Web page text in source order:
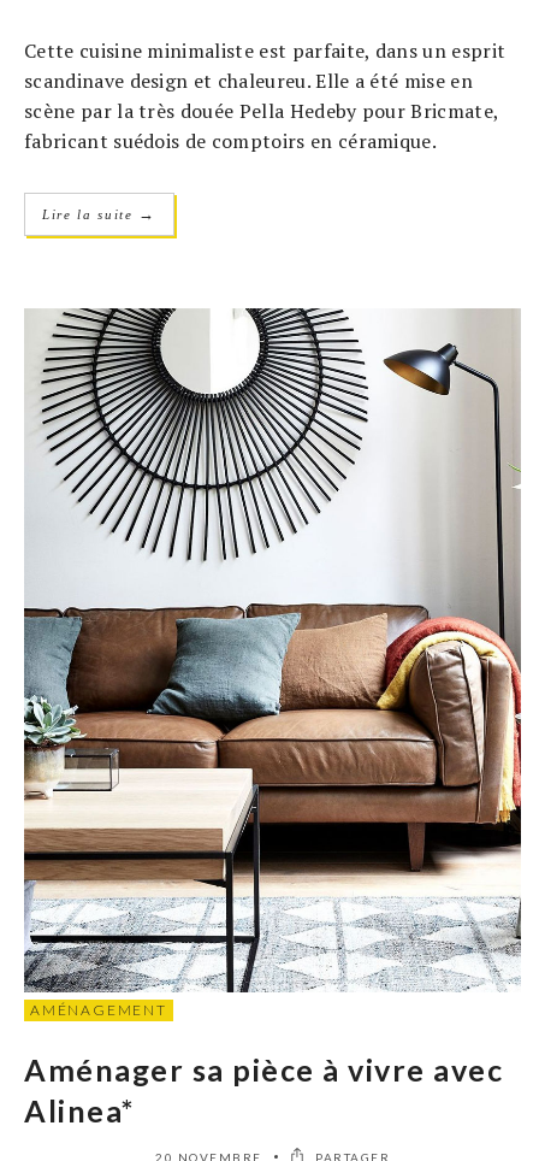
Cette cuisine minimaliste est parfaite, dans un esprit
scandinave design et chaleureu. Elle a été mise en
scène par la très douée Pella Hedeby pour Bricmate,
fabricant suédois de comptoirs en céramique.
Lire la suite →
AMÉNAGEMENT
Aménager sa pièce à vivre avec
Alinea*
20 NOVEMBRE PARTAGER